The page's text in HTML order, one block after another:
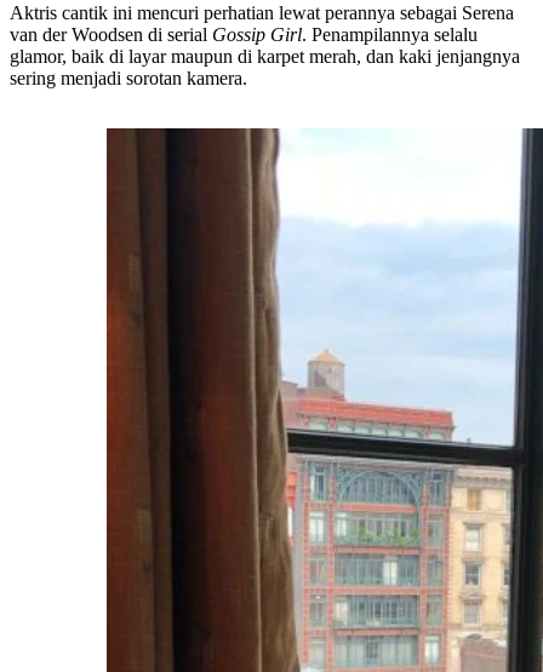
Aktris cantik ini mencuri perhatian lewat perannya sebagai Serena
van der Woodsen di serial Gossip Girl. Penampilannya selalu
glamor, baik di layar maupun di karpet merah, dan kaki jenjangnya
sering menjadi sorotan kamera.